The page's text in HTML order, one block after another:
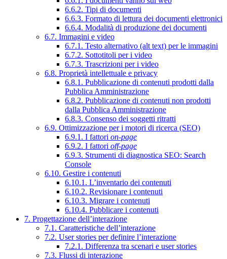
6.6.2. Tipi di documenti
6.6.3. Formato di lettura dei documenti elettronici
6.6.4. Modalità di produzione dei documenti
6.7. Immagini e video
6.7.1. Testo alternativo (alt text) per le immagini
6.7.2. Sottotitoli per i video
6.7.3. Trascrizioni per i video
6.8. Proprietà intellettuale e privacy
6.8.1. Pubblicazione di contenuti prodotti dalla
Pubblica Amministrazione
6.8.2. Pubblicazione di contenuti non prodotti
dalla Pubblica Amministrazione
6.8.3. Consenso dei soggetti ritratti
6.9. Ottimizzazione per i motori di ricerca (SEO)
6.9.1. I fattori on-page
6.9.2. I fattori off-page
6.9.3. Strumenti di diagnostica SEO: Search
Console
6.10. Gestire i contenuti
6.10.1. L’inventario dei contenuti
6.10.2. Revisionare i contenuti
6.10.3. Migrare i contenuti
6.10.4. Pubblicare i contenuti
7. Progettazione dell’interazione
7.1. Caratteristiche dell’interazione
7.2. User stories per definire l’interazione
7.2.1. Differenza tra scenari e user stories
7.3. Flussi di interazione